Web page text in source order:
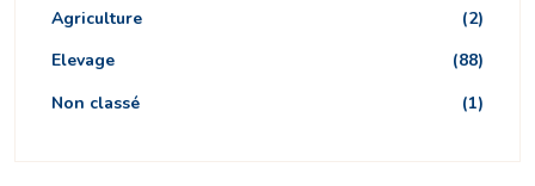
Agriculture
(2)
Elevage
(88)
Non classé
(1)